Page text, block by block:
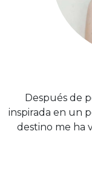
Después de
inspirada en un
destino me ha